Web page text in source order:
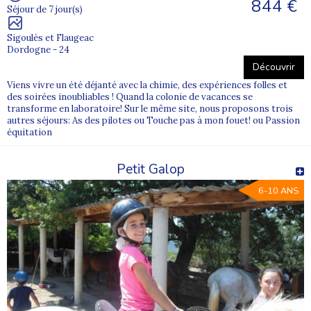
Toussaint : activités, rencontres et nouvelles aventures
En colonie de vacances, les plus beaux souvenirs naissent souvent
d’un jeu, d’une rencontre ou d’un premier défi réussi.
Encadrement, sécurité et confiance
La sécurité et le bien-être des jeunes sont au cœur de
l’organisation de chaque séjour Supernova Juniors.
Nos colonies de vacances 2026 sont construites dans le respect du
formées à l’accompagnement des enfants et adolescents.
Découvrez ci-dessous notre sélection de colonies de vacances
2026 et choisissez le séjour idéal selon l’âge, les envies et la
personnalité de votre enfant.
Explorez les séjours et trouvez la colo parfaite pour des vacances
pleines de liberté, de partage et de découvertes.
Séjour de 7 jour(s)
Sigoulès et Flaugeac
Dordogne - 24
844 €
Découvrir
Viens vivre un été déjanté avec la chimie, des expériences folles et
des soirées inoubliables ! Quand la colonie de vacances se
transforme en laboratoire! Sur le même site, nous proposons trois
autres séjours: As des pilotes ou Touche pas à mon fouet! ou Passion
équitation
Petit Galop
6-10 ANS